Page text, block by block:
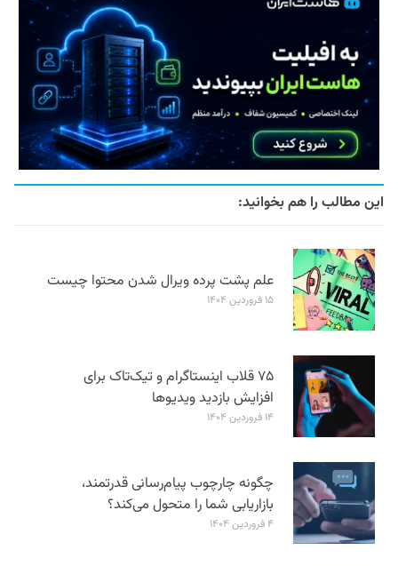
این مطالب را هم بخوانید:
علم پشت پرده ویرال شدن محتوا چیست
۱۵ فروردین ۱۴۰۴
۷۵ قلاب اینستاگرام و تیک‌تاک برای
افزایش بازدید ویدیوها
۱۴ فروردین ۱۴۰۴
چگونه چارچوب پیام‌رسانی قدرتمند،
بازاریابی شما را متحول می‌کند؟
۴ فروردین ۱۴۰۴